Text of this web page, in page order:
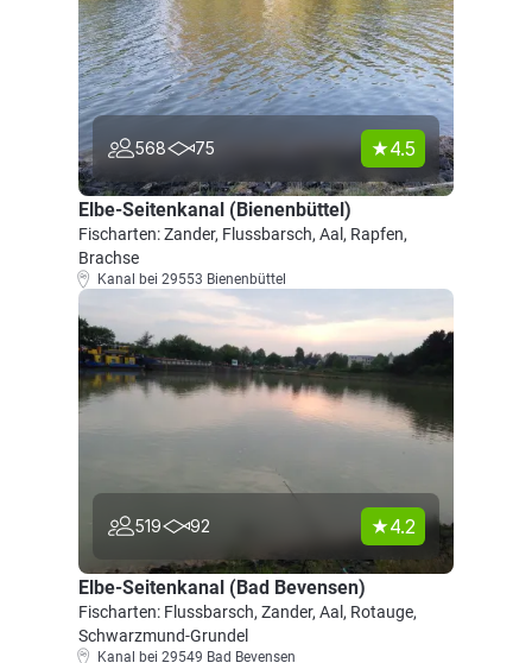
568 75 4.5
Elbe-Seitenkanal (Bienenbüttel)
Fischarten: Zander, Flussbarsch, Aal, Rapfen,
Brachse
Kanal bei 29553 Bienenbüttel
519 92 4.2
Elbe-Seitenkanal (Bad Bevensen)
Fischarten: Flussbarsch, Zander, Aal, Rotauge,
Schwarzmund-Grundel
Kanal bei 29549 Bad Bevensen